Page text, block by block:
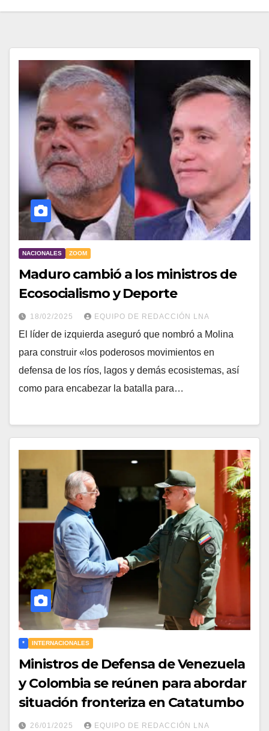
NACIONALES ZOOM
Maduro cambió a los ministros de
Ecosocialismo y Deporte
18/02/2025 EQUIPO DE REDACCIÓN LNA
El líder de izquierda aseguró que nombró a Molina
para construir «los poderosos movimientos en
defensa de los ríos, lagos y demás ecosistemas, así
como para encabezar la batalla para…
* INTERNACIONALES
Ministros de Defensa de Venezuela
y Colombia se reúnen para abordar
situación fronteriza en Catatumbo
26/01/2025 EQUIPO DE REDACCIÓN LNA